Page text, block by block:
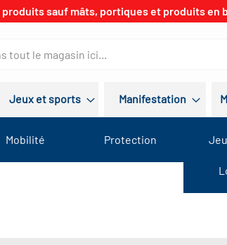
sauf mâts, portiques et produits en
Jeux et sports Manifestation
Mobilité Protection